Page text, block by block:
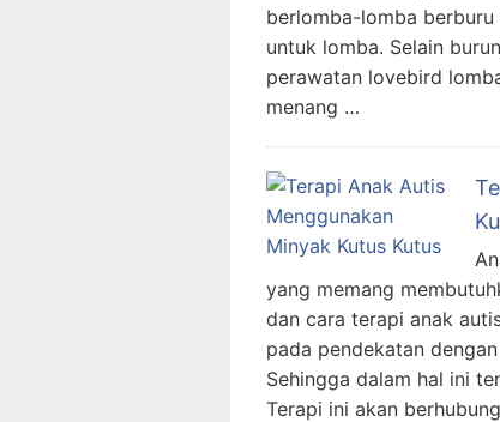
berlomba-lomba
untuk lomba. Selain
perawatan lovebird
menang …
yang memang
dan cara terapi anak
pada pendekatan
Sehingga dalam hal ini
Terapi ini akan